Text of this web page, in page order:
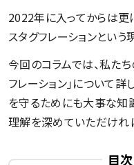
記
2022年に入ってからは更
スタグフレーションとい
今回のコラムでは、私た
フレーション」について詳
を守るためにも大事な知
理解を深めていただけれ
目次